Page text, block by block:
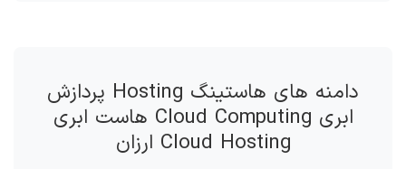
دامنه های هاستینگ Hosting پردازش
ابری Cloud Computing هاست ابری
Cloud Hosting ارزان